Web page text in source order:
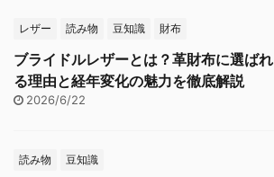
レザー 読み物 豆知識 財布
ブライドルレザーとは？革財布に選ばれ
る理由と経年変化の魅力を徹底解説
2026/6/22
読み物 豆知識